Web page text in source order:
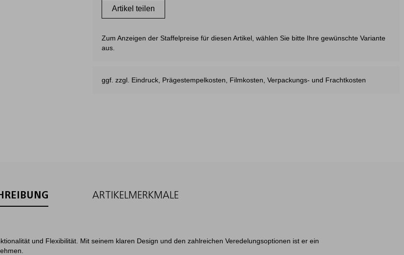
Artikel teilen
Zum Anzeigen der Staffelpreise für diesen Artikel, wählen Sie bitte Ihre gewünschte Variante
aus.
ggf. zzgl. Eindruck, Prägestempelkosten, Filmkosten, Verpackungs- und Frachtkosten
ARTIKELMERKMALE
und Flexibilität. Mit seinem klaren Design und den zahlreichen Veredelungsoptionen ist er ein